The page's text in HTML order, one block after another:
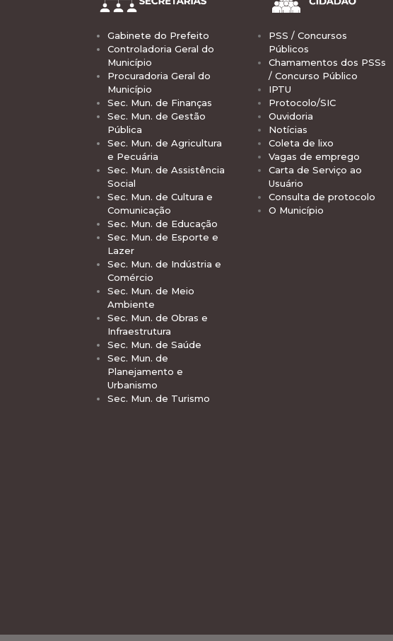
Gabinete do Prefeito
Controladoria Geral do
Município
Procuradoria Geral do
Município
Sec. Mun. de Finanças
Sec. Mun. de Gestão
Pública
Sec. Mun. de Agricultura
e Pecuária
Sec. Mun. de Assistência
Social
Sec. Mun. de Cultura e
Comunicação
Sec. Mun. de Educação
Sec. Mun. de Esporte e
Lazer
Sec. Mun. de Indústria e
Comércio
Sec. Mun. de Meio
Ambiente
Sec. Mun. de Obras e
Infraestrutura
Sec. Mun. de Saúde
Sec. Mun. de
Planejamento e
Urbanismo
Sec. Mun. de Turismo
PSS / Concursos
Públicos
Chamamentos dos PSSs
/ Concurso Público
IPTU
Protocolo/SIC
Ouvidoria
Notícias
Coleta de lixo
Vagas de emprego
Carta de Serviço ao
Usuário
Consulta de protocolo
O Município